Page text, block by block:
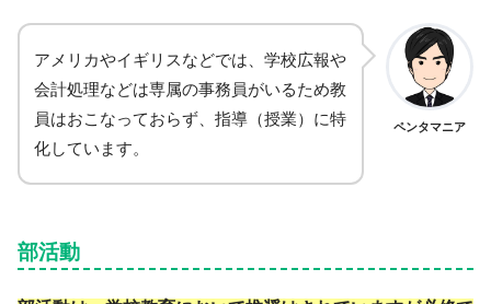
アメリカやイギリスなどでは、学校広報や
会計処理などは専属の事務員がいるため教
員はおこなっておらず、指導（授業）に特
化しています。
ペンタマニア
部活動